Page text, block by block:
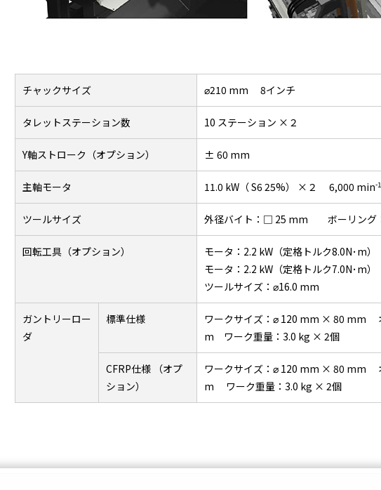
チャックサイズ ⌀210 mm 8インチ
タレットステーション数 10 ステーション ×２
Y軸ストローク（オプション） ± 60 mm
主軸モータ 11.0 kW（ S6 25%） ×２ 6,000 min-1
ツールサイズ 外径バイト：□ 25 mm ボーリング
回転工具（オプション） モータ：2.2 kW（定格トルク8.0N･m
モータ：2.2 kW（定格トルク7.0N･m
ツールサイズ：⌀16.0 mm
ガントリーロー
ダ
標準仕様
ワークサイズ：⌀ 120 mm × 80 mm
m ワーク重量：3.0 kg × 2個
CFRP仕様 （オプ
ション）
ワークサイズ：⌀ 120 mm × 80 mm
m ワーク重量：3.0 kg × 2個